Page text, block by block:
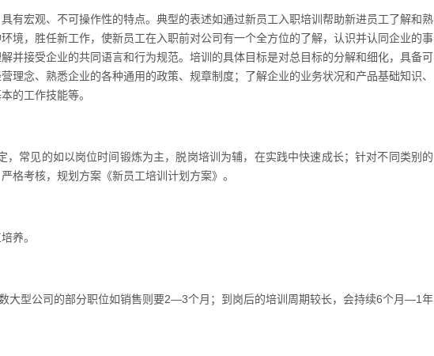
有宏观、不可操作性的特点。典型的表述如通过新员工入职培训帮助新进员工了解和熟
境，胜任新工作，使新员工在入职前对公司有一个全方位的了解，认识并认同企业的事
并接受企业的共同语言和行为规范。培训的具体目标是对总目标的分解和细化，具备可
理念、熟悉企业的各种通用的政策、规章制度；了解企业的业务状况和产品基础知识、
的工作技能等。
，常见的如以岗位时间锻炼为主，脱岗培训为辅，在实践中快速成长；针对不同类别的
格考核，规划方案《新员工培训计划方案》。
养。
大型公司的部分职位如销售则要2—3个月；到岗后的培训周期较长，会持续6个月—1年